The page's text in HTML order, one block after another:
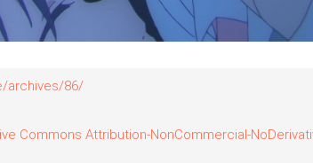
archives/86/
Commons Attribution-NonCommercial-